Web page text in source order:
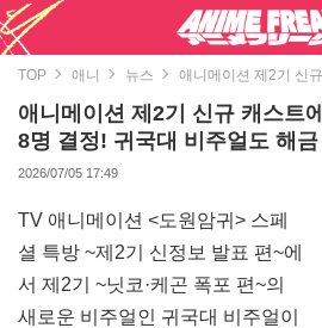
TOP 애니 뉴스 애니메이션 제2기 신
애니메이션 제2기 신규 캐스트
8명 결정! 귀국대 비주얼도 해금
2026/07/05 17:49
TV 애니메이션 <도원암귀> 스페
셜 특방 ~제2기 신정보 발표 편~에
서 제2기 ~닛코·케곤 폭포 편~의
새로운 비주얼인 귀국대 비주얼이